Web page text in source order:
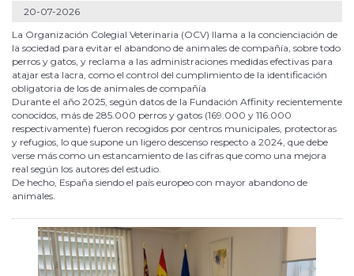
20-07-2026
La Organización Colegial Veterinaria (OCV) llama a la concienciación de
la sociedad para evitar el abandono de animales de compañía, sobre todo
perros y gatos, y reclama a las administraciones medidas efectivas para
atajar esta lacra, como el control del cumplimiento de la identificación
obligatoria de los de animales de compañía
Durante el año 2025, según datos de la Fundación Affinity recientemente
conocidos, más de 285.000 perros y gatos (169.000 y 116.000
respectivamente) fueron recogidos por centros municipales, protectoras
y refugios, lo que supone un ligero descenso respecto a 2024, que debe
verse más como un estancamiento de las cifras que como una mejora
real según los autores del estudio.
De hecho, España siendo el país europeo con mayor abandono de
animales.